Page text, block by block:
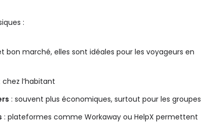
:
bon marché, elles sont idéales pour les voyageurs en
l’habitant
: souvent plus économiques, surtout pour les groupes
: plateformes comme Workaway ou HelpX permettent